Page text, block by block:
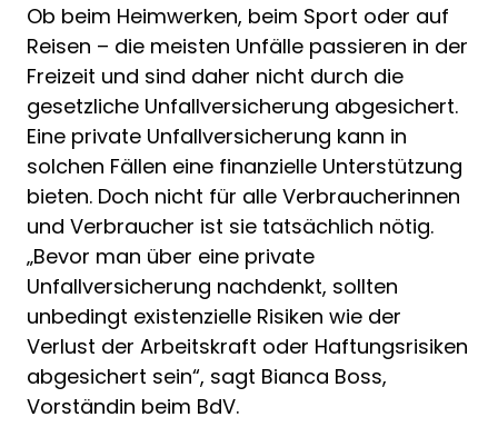
Ob beim Heimwerken, beim Sport oder auf
Reisen – die meisten Unfälle passieren in der
Freizeit und sind daher nicht durch die
gesetzliche Unfallversicherung abgesichert.
Eine private Unfallversicherung kann in
solchen Fällen eine finanzielle Unterstützung
bieten. Doch nicht für alle Verbraucherinnen
und Verbraucher ist sie tatsächlich nötig.
„Bevor man über eine private
Unfallversicherung nachdenkt, sollten
unbedingt existenzielle Risiken wie der
Verlust der Arbeitskraft oder Haftungsrisiken
abgesichert sein“, sagt Bianca Boss,
Vorständin beim BdV.